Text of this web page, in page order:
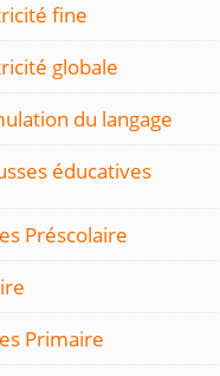
fine
globale
du langage
éducatives
Préscolaire
Primaire